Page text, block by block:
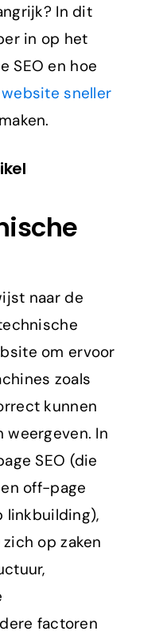
In dit
in op het
SEO en hoe
website sneller
naar de
om ervoor
zoals
kunnen
weergeven. In
SEO (die
off-page
linkbuilding),
op zaken
factoren